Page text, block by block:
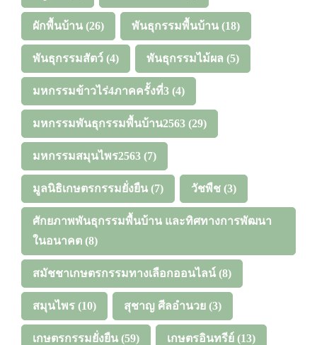
ผักพื้นบ้าน (26) พันธุกรรมพื้นบ้าน (18)
พันธุกรรมสัตว์ (4) พันธุกรรมไม้ผล (5)
มหกรรมข้าวไร่4ภาคครั้งที่3 (4)
มหกรรมพันธุกรรมพื้นบ้าน2563 (29)
มหกรรมสมุนไพร2563 (7)
มูลนิธิเกษตรกรรมยั่งยืน (7) วัชพืช (3)
ศักยภาพพันธุกรรมพื้นบ้าน และทิศทางการพัฒนา
ในอนาคต (8)
สมัชชาเกษตรกรรมทางเลือกออนไลน์ (8)
สมุนไพร (10) สุชาญ ศีลอำนวย (3)
เกษตรกรรมยั่งยืน (59) เกษตรอินทรีย์ (13)